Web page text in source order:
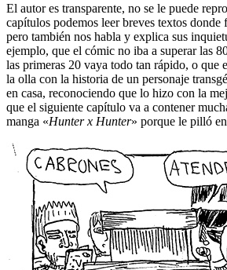
El autor es transparente, no se le puede
capítulos podemos leer breves textos donde
pero también nos habla y explica sus
ejemplo, que el cómic no iba a superar las
las primeras 20 vaya todo tan rápido, o que
la olla con la historia de un personaje
en casa, reconociendo que lo hizo con la
que el siguiente capítulo va a contener
manga «Hunter x Hunter» porque le pilló